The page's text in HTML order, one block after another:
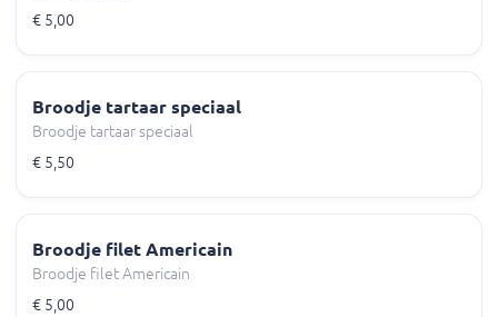
€ 5,00
Broodje tartaar speciaal
Broodje tartaar speciaal
€ 5,50
Broodje filet Americain
Broodje filet Americain
€ 5,00